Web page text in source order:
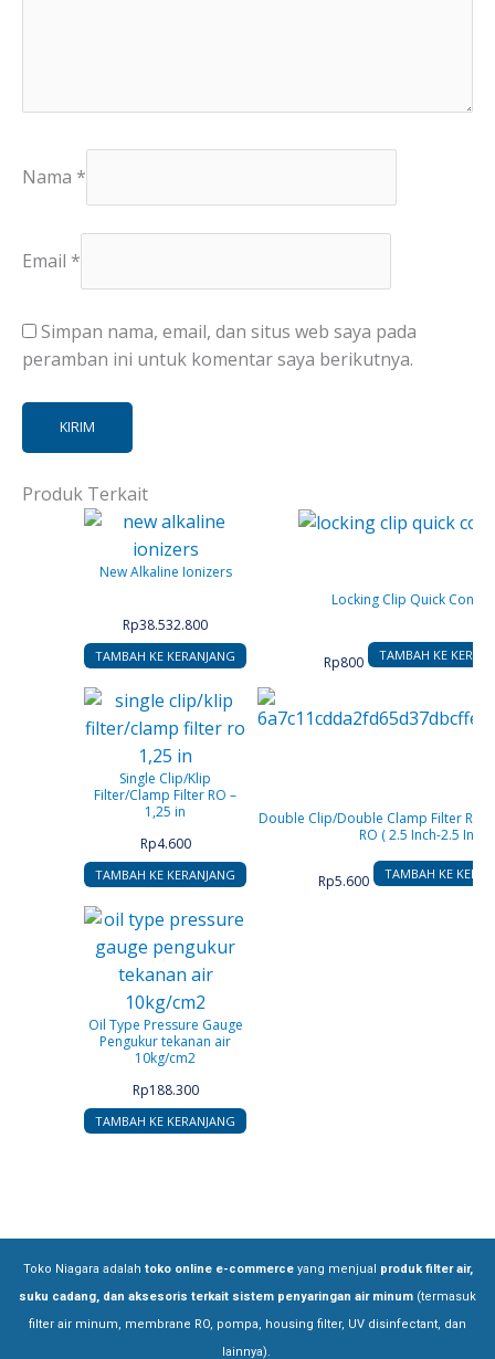
Nama *
Email *
Simpan nama, email, dan situs web saya pada
peramban ini untuk komentar saya berikutnya.
Produk Terkait
New Alkaline Ionizers
Rp38.532.800
TAMBAH KE KERANJANG
Locking Clip Quick
Rp800 TAMBAH KE
Single Clip/Klip
Filter/Clamp Filter RO –
1,25 in
Rp4.600
TAMBAH KE KERANJANG
Double Clip/Double Clamp Filter RO/
RO ( 2.5 Inch-2.5 Inch )
Rp5.600 TAMBAH KE
Oil Type Pressure Gauge
Pengukur tekanan air
10kg/cm2
Rp188.300
TAMBAH KE KERANJANG
Toko Niagara adalah toko online e-commerceyang menjual
produk filter air,
suku cadang, dan aksesoris terkait sistem penyaringan air minum (termasuk
filter air minum, membrane RO, pompa, housing filter, UV disinfectant, dan
lainnya).